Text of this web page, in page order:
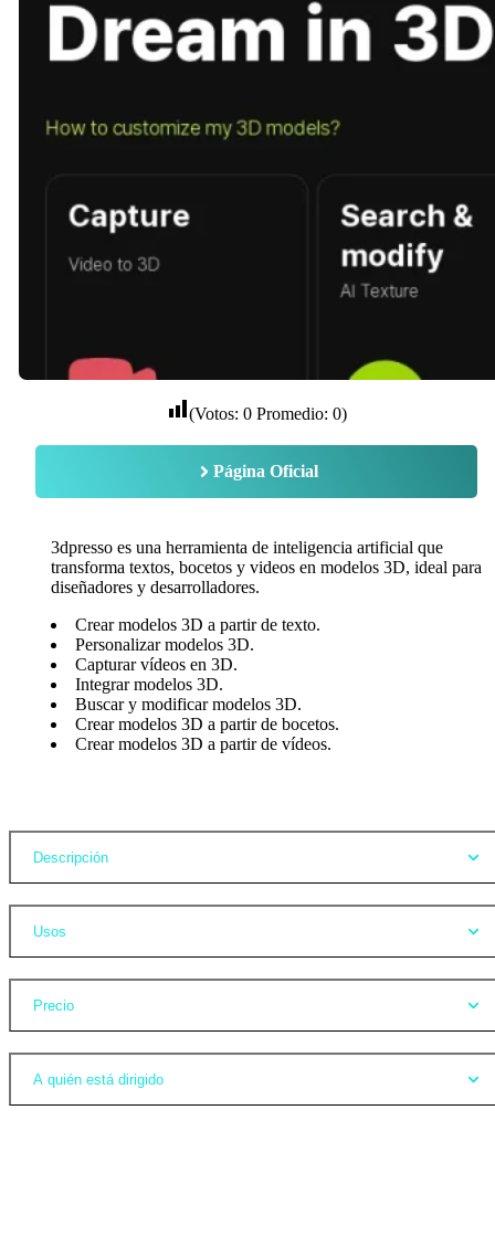
(Votos: 0Promedio: 0)
Página Oficial
3dpresso es una herramienta de inteligencia artificial que
transforma textos, bocetos y videos en modelos 3D, ideal para
diseñadores y desarrolladores.
Crear modelos 3D a partir de texto.
Personalizar modelos 3D.
Capturar vídeos en 3D.
Integrar modelos 3D.
Buscar y modificar modelos 3D.
Crear modelos 3D a partir de bocetos.
Crear modelos 3D a partir de vídeos.
Descripción
Usos
Precio
A quién está dirigido